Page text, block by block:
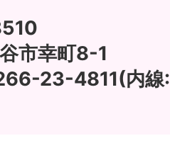
市幸町8-1
23-4811(内